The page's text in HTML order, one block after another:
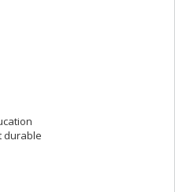
durable